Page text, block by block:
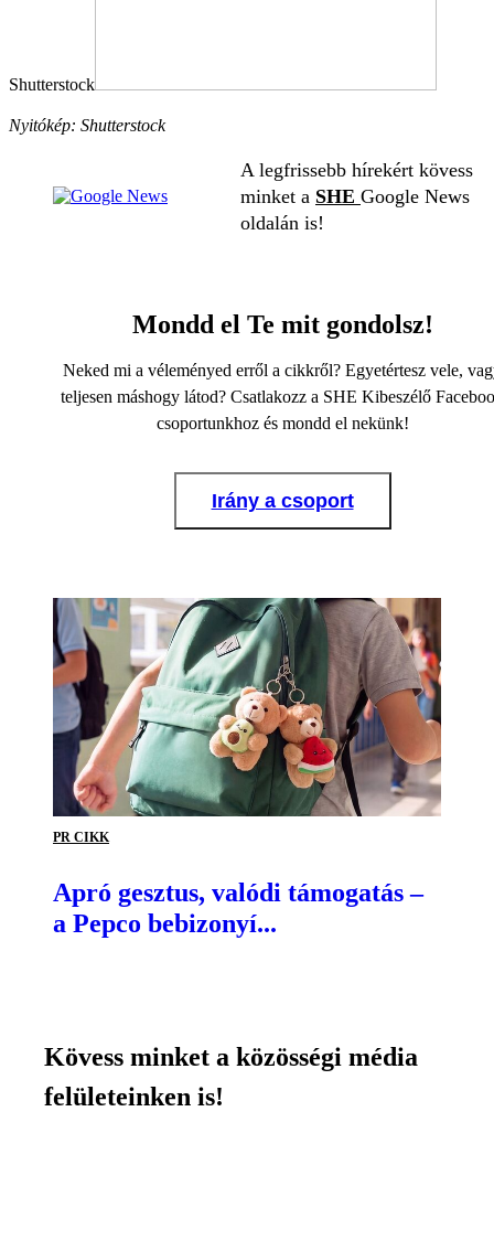
Shutterstock
Nyitókép: Shutterstock
A legfrissebb hírekért kövess
minket a SHE Google News
oldalán is!
Mondd el Te mit gondolsz!
Neked mi a véleményed erről a cikkről? Egyetértesz vele,
teljesen máshogy látod? Csatlakozz a SHE Kibeszélő
csoportunkhoz és mondd el nekünk!
Irány a csoport
PR CIKK
Apró gesztus, valódi támogatás –
a Pepco bebizonyí...
Kövess minket a közösségi média
felületeinken is!